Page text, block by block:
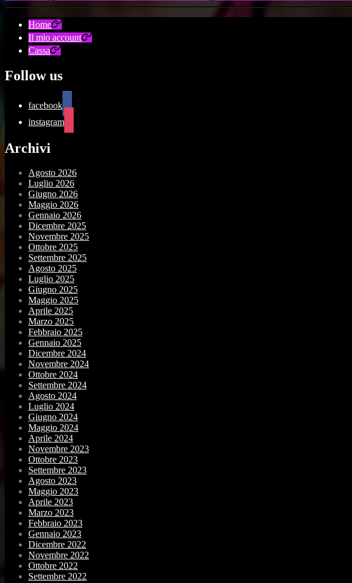
Home
Il mio account
Cassa
Follow us
facebook
instagram
Archivi
Agosto 2026
Luglio 2026
Giugno 2026
Maggio 2026
Gennaio 2026
Dicembre 2025
Novembre 2025
Ottobre 2025
Settembre 2025
Agosto 2025
Luglio 2025
Giugno 2025
Maggio 2025
Aprile 2025
Marzo 2025
Febbraio 2025
Gennaio 2025
Dicembre 2024
Novembre 2024
Ottobre 2024
Settembre 2024
Agosto 2024
Luglio 2024
Giugno 2024
Maggio 2024
Aprile 2024
Novembre 2023
Ottobre 2023
Settembre 2023
Agosto 2023
Maggio 2023
Aprile 2023
Marzo 2023
Febbraio 2023
Gennaio 2023
Dicembre 2022
Novembre 2022
Ottobre 2022
Settembre 2022